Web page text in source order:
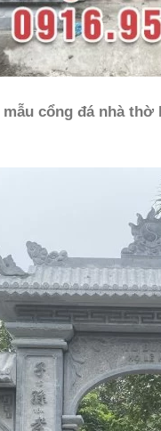
mẫu cổng đá nhà thờ